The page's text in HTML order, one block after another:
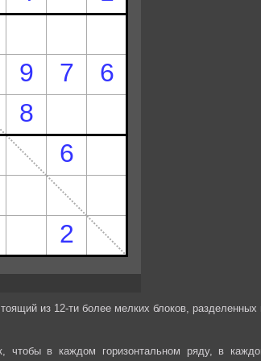
из 12-ти более мелких блоков, разделенных
в каждом горизонтальном ряду, в